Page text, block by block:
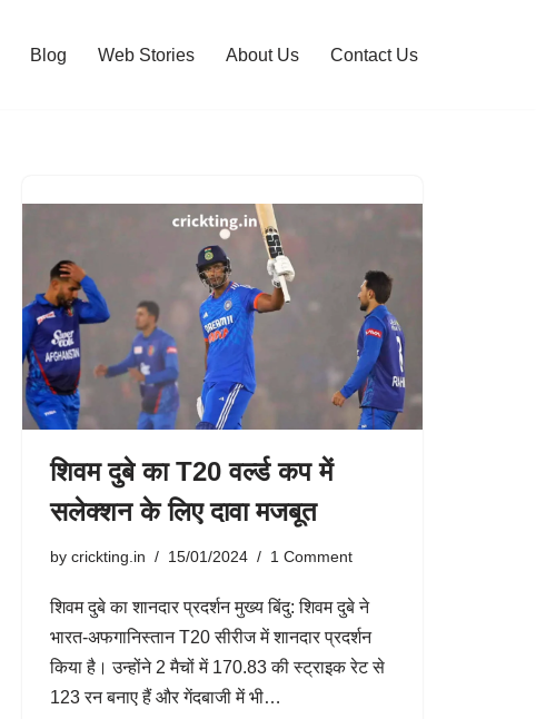
Blog Web Stories About Us Contact Us
शिवम दुबे का T20 वर्ल्ड कप में
सलेक्शन के लिए दावा मजबूत
by crickting.in 15/01/2024 1 Comment
शिवम दुबे का शानदार प्रदर्शन मुख्य बिंदु: शिवम दुबे ने
भारत-अफगानिस्तान T20 सीरीज में शानदार प्रदर्शन
किया है। उन्होंने 2 मैचों में 170.83 की स्ट्राइक रेट से
123 रन बनाए हैं और गेंदबाजी में भी…